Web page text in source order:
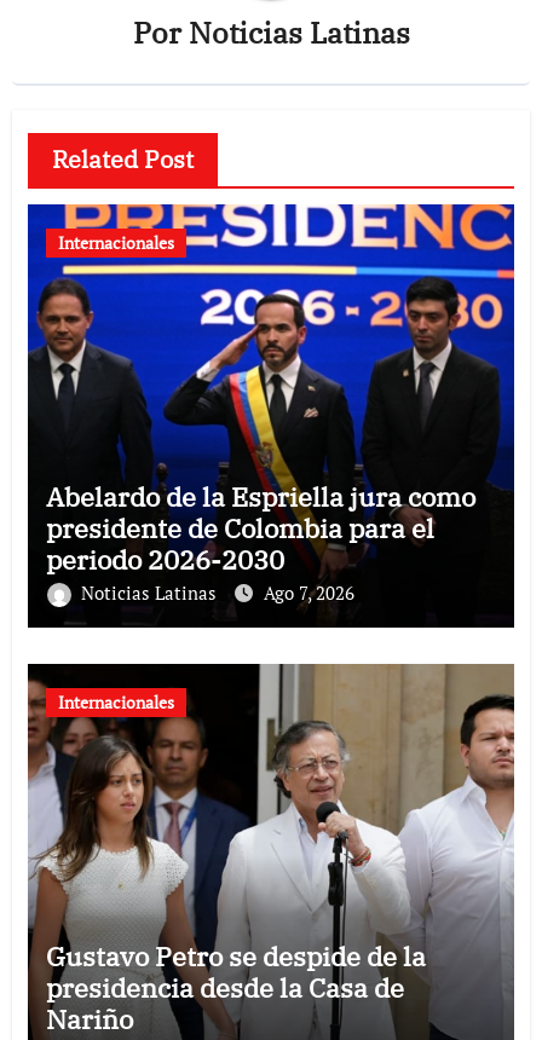
PorNoticias Latinas
Related Post
Internacionales
Abelardo de la Espriella jura como
presidente de Colombia para el
periodo 2026-2030
Noticias Latinas Ago 7, 2026
Internacionales
Gustavo Petro se despide de la
presidencia desde la Casa de
Nariño